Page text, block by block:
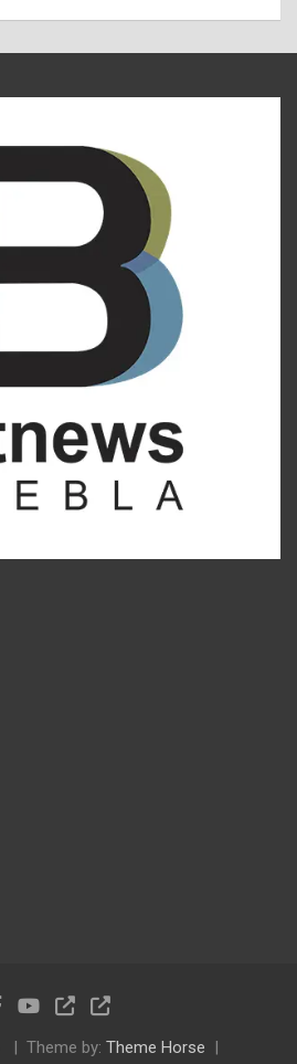
Theme by: Theme Horse